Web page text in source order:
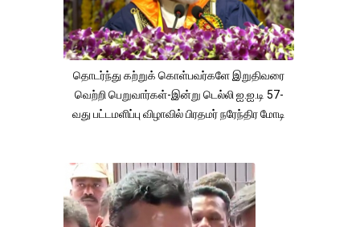
தொடர்ந்து கற்றுக் கொள்பவர்களே இறுதிவரை
வெற்றி பெறுவார்கள்-இன்று டெல்லி ஐ.ஐ.டி 57-
வது பட்டமளிப்பு விழாவில் பிரதமர் நரேந்திர மோடி